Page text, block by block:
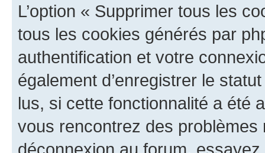
L’option « Supprimer tous les
tous les cookies générés par
authentification et votre
également d’enregistrer le
lus, si cette fonctionnalité a été
vous rencontrez des
déconnexion au forum,